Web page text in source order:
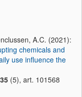
A.C. (2021):
chemicals and
use influence the
35 (5), art. 101568